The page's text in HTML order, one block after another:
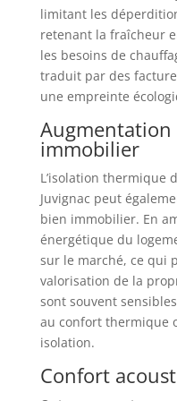
limitant les
retenant la fraîcheur
les besoins de
traduit par des
une empreinte
Augmentation
immobilier
L’isolation thermique
Juvignac peut
bien immobilier. En
énergétique du
sur le marché, ce qui
valorisation de la
sont souvent
au confort thermique
isolation.
Confort